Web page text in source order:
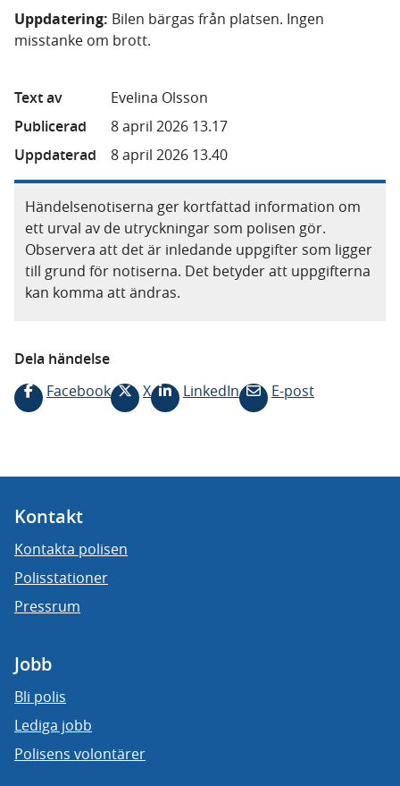
Uppdatering: Bilen bärgas från platsen. Ingen
misstanke om brott.
Text av
Evelina Olsson
Publicerad
8 april 2026 13.17
Uppdaterad
8 april 2026 13.40
Händelsenotiserna ger kortfattad information om
ett urval av de utryckningar som polisen gör.
Observera att det är inledande uppgifter som ligger
till grund för notiserna. Det betyder att uppgifterna
kan komma att ändras.
Dela händelse
Facebook
X LinkedIn E-post
Kontakt
Kontakta polisen
Polisstationer
Pressrum
Jobb
Bli polis
Lediga jobb
Polisens volontärer